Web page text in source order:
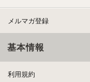
メルマガ登録
基本情報
利用規約